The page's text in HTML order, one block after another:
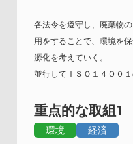
各法令を遵守し、廃棄物
用をすることで、環境を
源化を考えていく。
並行してＩＳＯ１４００
重点的な取組1
環境 経済